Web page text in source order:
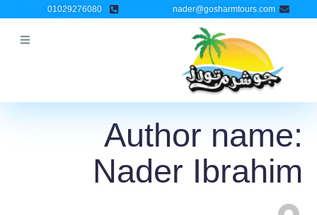
إلى
nader@gosharmtours.com
01029276080
Author name:
Nader Ibrahim
Search